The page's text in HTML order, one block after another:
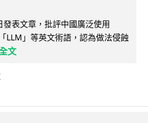
表文章，批評中國廣泛使用
LLM」等英文術語，認為做法侵蝕
文